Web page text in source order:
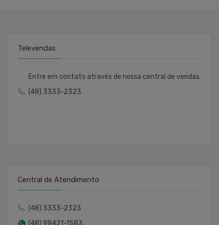
Televendas
Entre em contato através de nossa central de vendas.
(48) 3333-2323
Central de Atendimento
(48) 3333-2323
(48) 98421-1583